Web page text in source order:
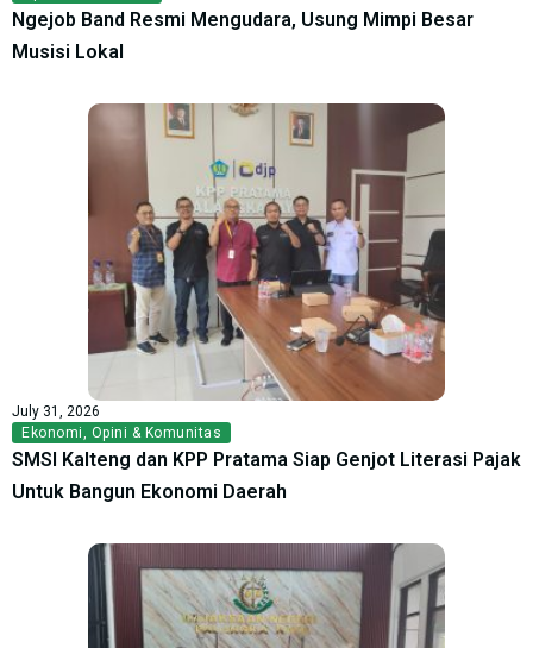
Ngejob Band Resmi Mengudara, Usung Mimpi Besar
Musisi Lokal
July 31, 2026
Ekonomi, Opini & Komunitas
SMSI Kalteng dan KPP Pratama Siap Genjot Literasi Pajak
Untuk Bangun Ekonomi Daerah